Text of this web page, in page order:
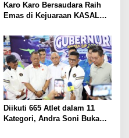
Karo Karo Bersaudara Raih
Emas di Kejuaraan KASAL
Diikuti 665 Atlet dalam 11
Kategori, Andra Soni Buka